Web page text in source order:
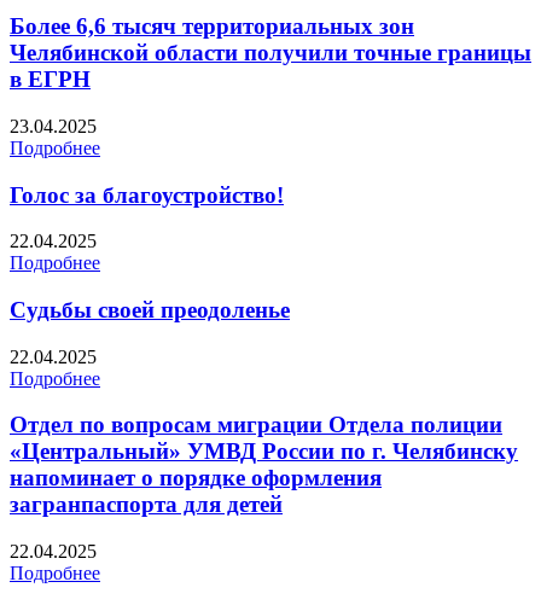
Более 6,6 тысяч территориальных зон
Челябинской области получили точные границы
в ЕГРН
23.04.2025
Подробнее
Голос за благоустройство!
22.04.2025
Подробнее
Судьбы своей преодоленье
22.04.2025
Подробнее
Отдел по вопросам миграции Отдела полиции
«Центральный» УМВД России по г. Челябинску
напоминает о порядке оформления
загранпаспорта для детей
22.04.2025
Подробнее